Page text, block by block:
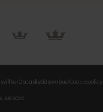
DataskyddsombudCookiepolicy
AB 2026